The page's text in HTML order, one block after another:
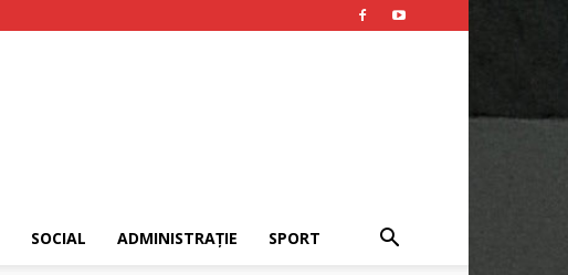
SOCIAL ADMINISTRAȚIE SPORT